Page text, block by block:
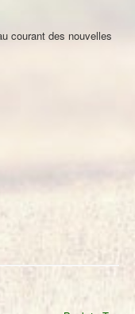
courant des nouvelles